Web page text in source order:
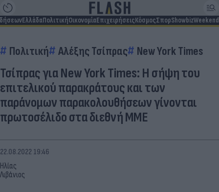
ΕλλάδαΠολιτικήΟικονομίαΕπιχειρήσειςΚόσμοςΣπορShowbizWeekend
Πολιτική Αλέξης Τσίπρας New York Times
Τσίπρας για New York Times: Η σήψη του
επιτελικού παρακράτους και των
παράνομων παρακολουθήσεων γίνονται
πρωτοσέλιδο στα διεθνή ΜΜΕ
Ηλίας
Λιβάνιος
22.08.2022 19:46